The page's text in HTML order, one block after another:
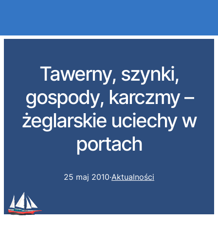
Tawerny, szynki,
gospody, karczmy –
żeglarskie uciechy w
portach
25 maj 2010·Aktualności